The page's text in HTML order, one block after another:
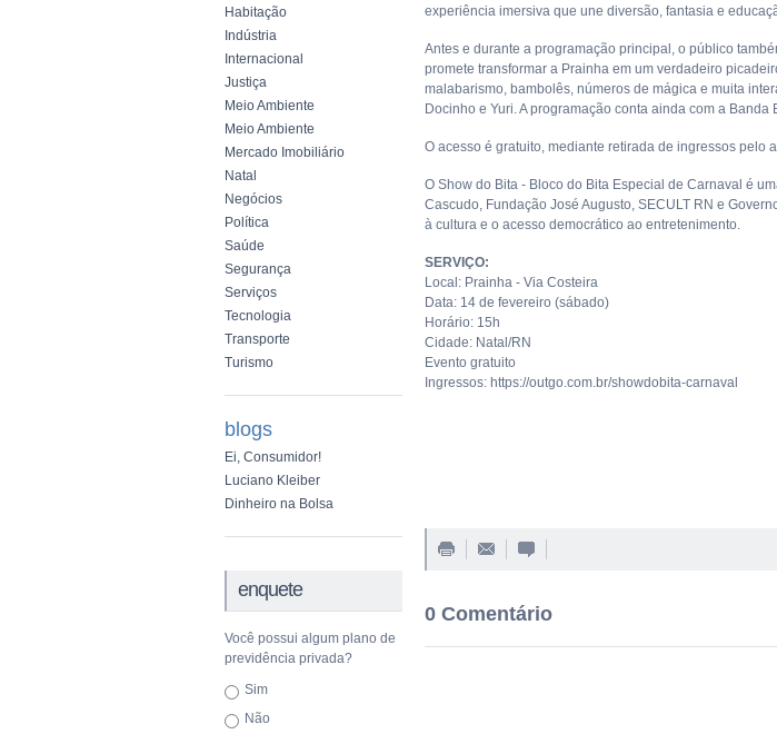
Habitação
Indústria
Internacional
Justiça
Meio Ambiente
Meio Ambiente
Mercado Imobiliário
Natal
Negócios
Política
Saúde
Segurança
Serviços
Tecnologia
Transporte
Turismo
blogs
Ei, Consumidor!
Luciano Kleiber
Dinheiro na Bolsa
enquete
Você possui algum plano de
previdência privada?
Sim
Não
experiência imersiva que une diversão, fantasia e
Antes e durante a programação principal, o público
promete transformar a Prainha em um verdadeiro
malabarismo, bambolês, números de mágica e muita
Docinho e Yuri. A programação conta ainda com a
O acesso é gratuito, mediante retirada de ingressos pelo
O Show do Bita - Bloco do Bita Especial de Carnaval é
Cascudo, Fundação José Augusto, SECULT RN e
à cultura e o acesso democrático ao entretenimento.
SERVIÇO:
Local: Prainha - Via Costeira
Data: 14 de fevereiro (sábado)
Horário: 15h
Cidade: Natal/RN
Evento gratuito
Ingressos: https://outgo.com.br/showdobita-carnaval
0 Comentário